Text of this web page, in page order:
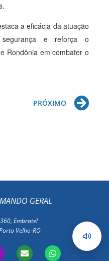
a eficácia da atuação
e reforça o
Rondônia em combater o
PRÓXIMO
GERAL
Embratel
Velho-RO
E
n
W
h